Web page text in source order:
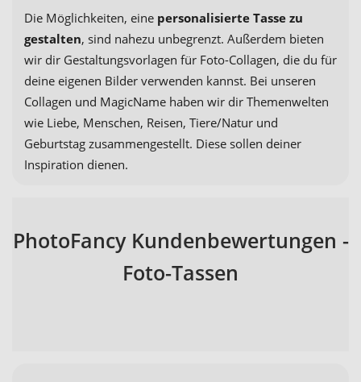
Die Möglichkeiten, eine personalisierte Tasse zu
gestalten, sind nahezu unbegrenzt. Außerdem bieten
wir dir Gestaltungsvorlagen für Foto-Collagen, die du für
deine eigenen Bilder verwenden kannst. Bei unseren
Collagen und MagicName haben wir dir Themenwelten
wie Liebe, Menschen, Reisen, Tiere/Natur und
Geburtstag zusammengestellt. Diese sollen deiner
Inspiration dienen.
PhotoFancy Kundenbewertungen -
Foto-Tassen